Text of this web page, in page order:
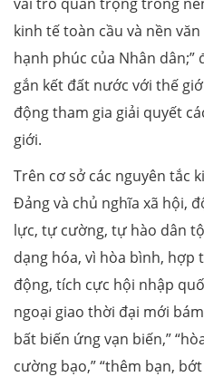
kinh tế toàn cầu và nền
hạnh phúc của Nhân dân;”
gắn kết đất nước với thế
động tham gia giải quyết
giới.
Trên cơ sở các nguyên tắc
Đảng và chủ nghĩa xã hội,
lực, tự cường, tự hào dân
dạng hóa, vì hòa bình, hợp
động, tích cực hội nhập
ngoại giao thời đại mới
bất biến ứng vạn biến,”
cường bạo,” “thêm bạn,